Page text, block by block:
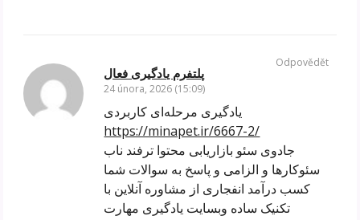
پلتفرم یادگیری فعال
24 února, 2026 (15:09)
یادگیری مرحله‌ای کاربردی
https://minapet.ir/6667-2/
جادوی سئو بازاریابی محتوا ترفند ناب
سئوکارها و الزامی و پاسخ به سوالات شما
کسب درآمد انفجاری از مشاوره آنلاین با
تکنیک ساده وبسایت یادگیری مهارت
Odpovědět